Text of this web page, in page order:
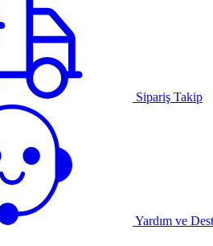
Sipariş Takip
Yardım ve